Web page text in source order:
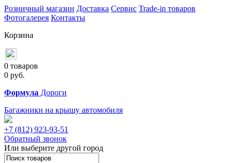
Розничный магазин Доставка Сервис Trade-in товаров
Фотогалерея Контакты
Корзина
0 товаров
0 руб.
Формула Дороги
Багажники на крышу автомобиля
+7 (812) 923-93-51
Обратный звонок
Или выберите другой город